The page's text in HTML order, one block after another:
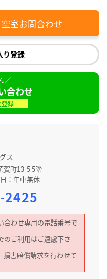
室お問合わせ
り登録
合わせ
登録
ス
賀町13-5 5階
：年中無休
2425
合わせ専用の電話番号で
のご利用はご遠慮下さ
損害賠償請求を行わせて